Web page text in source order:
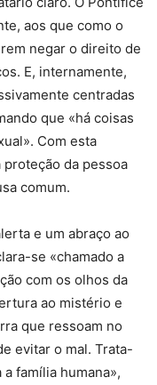
aos que como o
negar o direito de
E, internamente,
centradas
que «há coisas
Com esta
da pessoa
comum.
e um abraço ao
se «chamado a
com os olhos da
ao mistério e
que ressoam no
evitar o mal. Trata-
família humana»,